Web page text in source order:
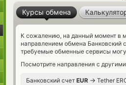
Курсы обмена
К сожалению, на данный момент в
направлением обмена Банковский
требуемые обменные сервисы
Посмотрите направления с
Банковский счет EUR → Tether